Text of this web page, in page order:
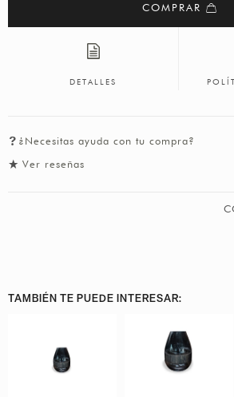
COMPRAR
DETALLES
¿Necesitas ayuda con tu compra?
Ver reseñas
TAMBIÉN TE PUEDE INTERESAR: